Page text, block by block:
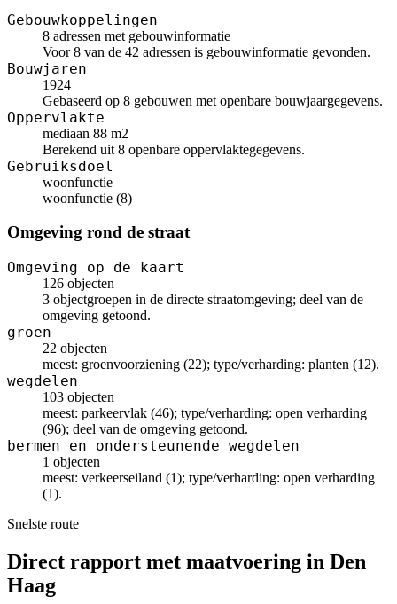
Gebouwkoppelingen
8 adressen met gebouwinformatie
Voor 8 van de 42 adressen is gebouwinformatie gevonden.
Bouwjaren
1924
Gebaseerd op 8 gebouwen met openbare bouwjaargegevens.
Oppervlakte
mediaan 88 m2
Berekend uit 8 openbare oppervlaktegegevens.
Gebruiksdoel
woonfunctie
woonfunctie (8)
Omgeving rond de straat
Omgeving op de kaart
126 objecten
3 objectgroepen in de directe straatomgeving; deel van de
omgeving getoond.
groen
22 objecten
meest: groenvoorziening (22); type/verharding: planten (12).
wegdelen
103 objecten
meest: parkeervlak (46); type/verharding: open verharding
(96); deel van de omgeving getoond.
bermen en ondersteunende wegdelen
1 objecten
meest: verkeerseiland (1); type/verharding: open verharding
(1).
Snelste route
Direct rapport met maatvoering in Den
Haag